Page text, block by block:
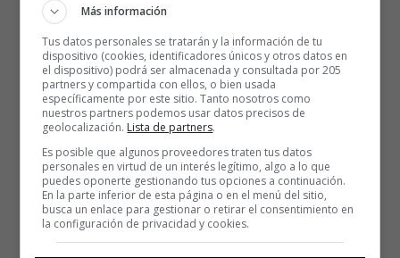
Más información
Tus datos personales se tratarán y la información de tu
dispositivo (cookies, identificadores únicos y otros datos en
el dispositivo) podrá ser almacenada y consultada por 205
partners y compartida con ellos, o bien usada
específicamente por este sitio. Tanto nosotros como
nuestros partners podemos usar datos precisos de
geolocalización. Lista de partners.
Es posible que algunos proveedores traten tus datos
personales en virtud de un interés legítimo, algo a lo que
puedes oponerte gestionando tus opciones a continuación.
En la parte inferior de esta página o en el menú del sitio,
busca un enlace para gestionar o retirar el consentimiento en
la configuración de privacidad y cookies.